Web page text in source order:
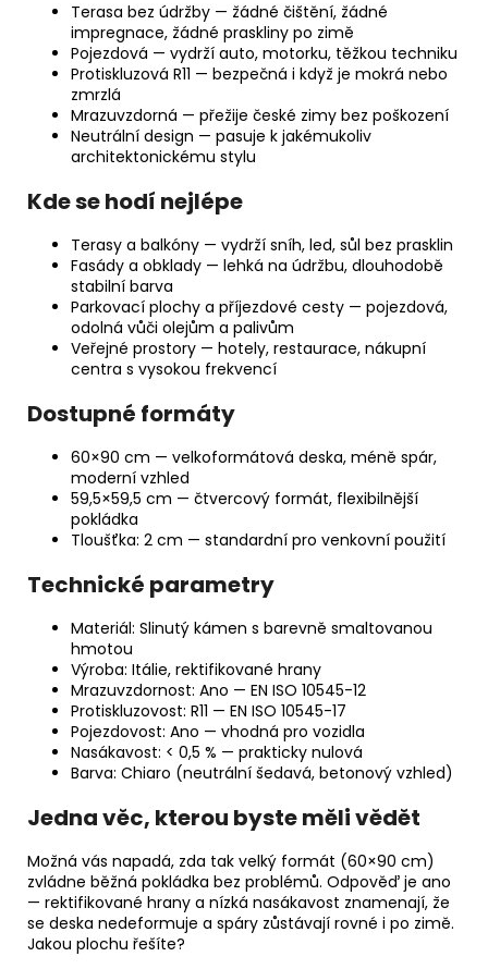
Terasa bez údržby — žádné čištění, žádné
impregnace, žádné praskliny po zimě
Pojezdová — vydrží auto, motorku, těžkou techniku
Protiskluzová R11 — bezpečná i když je mokrá nebo
zmrzlá
Mrazuvzdorná — přežije české zimy bez poškození
Neutrální design — pasuje k jakémukoliv
architektonickému stylu
Kde se hodí nejlépe
Terasy a balkóny — vydrží sníh, led, sůl bez prasklin
Fasády a obklady — lehká na údržbu, dlouhodobě
stabilní barva
Parkovací plochy a příjezdové cesty — pojezdová,
odolná vůči olejům a palivům
Veřejné prostory — hotely, restaurace, nákupní
centra s vysokou frekvencí
Dostupné formáty
60×90 cm — velkoformátová deska, méně spár,
moderní vzhled
59,5×59,5 cm — čtvercový formát, flexibilnější
pokládka
Tloušťka: 2 cm — standardní pro venkovní použití
Technické parametry
Materiál: Slinutý kámen s barevně smaltovanou
hmotou
Výroba: Itálie, rektifikované hrany
Mrazuvzdornost: Ano — EN ISO 10545-12
Protiskluzovost: R11 — EN ISO 10545-17
Pojezdovost: Ano — vhodná pro vozidla
Nasákavost: < 0,5 % — prakticky nulová
Barva: Chiaro (neutrální šedavá, betonový vzhled)
Jedna věc, kterou byste měli vědět
Možná vás napadá, zda tak velký formát (60×90 cm)
zvládne běžná pokládka bez problémů. Odpověď je ano
— rektifikované hrany a nízká nasákavost znamenají, že
se deska nedeformuje a spáry zůstávají rovné i po zimě.
Jakou plochu řešíte?